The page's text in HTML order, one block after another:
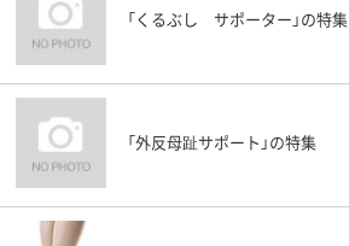
「くるぶし サポーター」の特集
「外反母趾サポート」の特集